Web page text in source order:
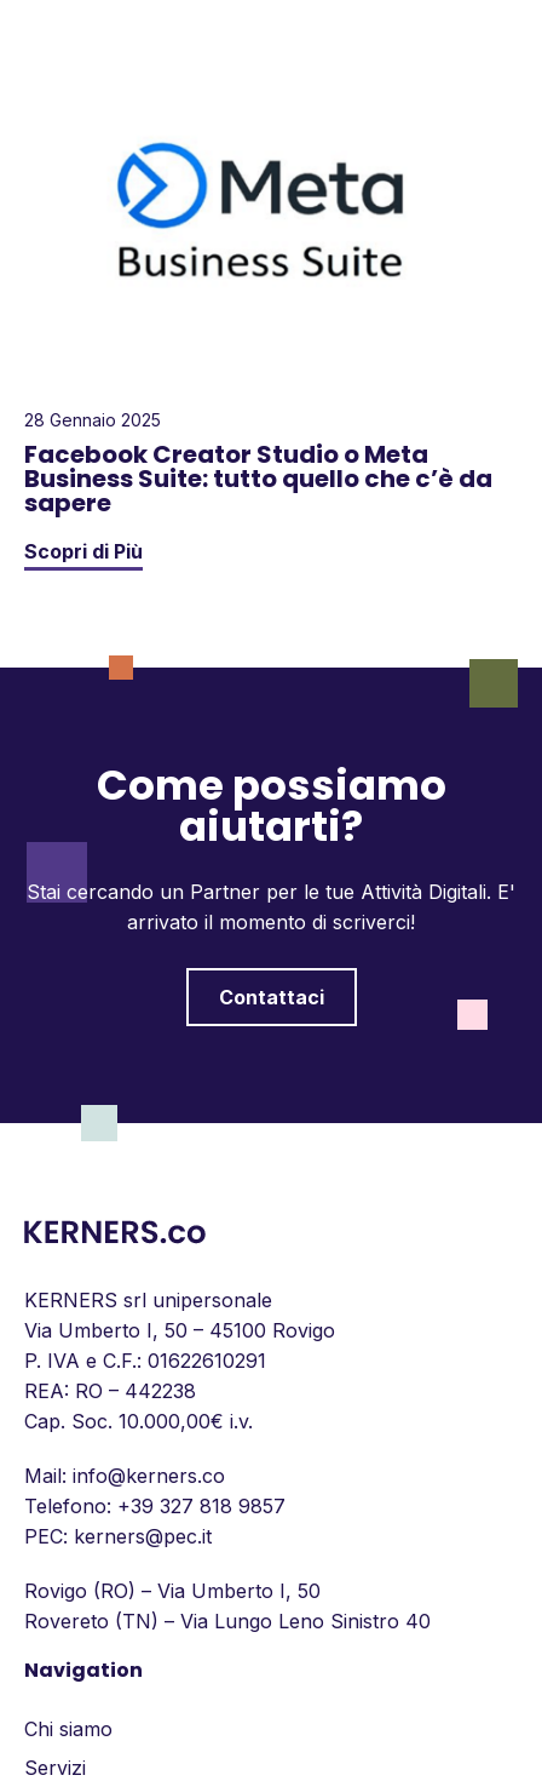
28 Gennaio 2025
Facebook Creator Studio o Meta
Business Suite: tutto quello che c’è da
sapere
Scopri di Più
Come possiamo
aiutarti?
Stai cercando un Partner per le tue Attività Digitali. E'
arrivato il momento di scriverci!
Contattaci
KERNERS srl unipersonale
Via Umberto I, 50 – 45100 Rovigo
P. IVA e C.F.: 01622610291
REA: RO – 442238
Cap. Soc. 10.000,00€ i.v.
Mail: info@kerners.co
Telefono: +39 327 818 9857
PEC: kerners@pec.it
Rovigo (RO) – Via Umberto I, 50
Rovereto (TN) – Via Lungo Leno Sinistro 40
Navigation
Chi siamo
Servizi